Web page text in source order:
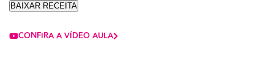
CONFIRA A VÍDEO AULA